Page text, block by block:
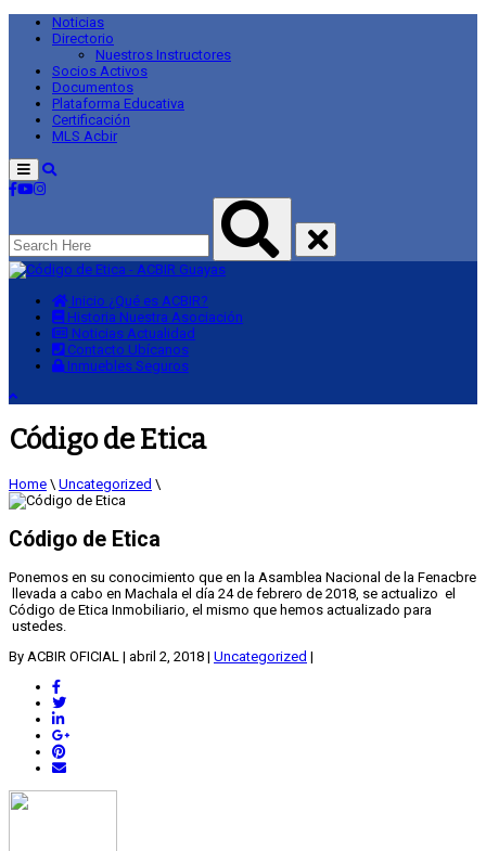
Noticias
Directorio
Nuestros Instructores
Socios Activos
Documentos
Plataforma Educativa
Certificación
MLS Acbir
Menu
Inicio ¿Qué es ACBIR?
Historia Nuestra Asociación
Noticias Actualidad
Contacto Ubícanos
Inmuebles Seguros
Código de Etica
Home \ Uncategorized \
Código de Etica
Ponemos en su conocimiento que en la Asamblea Nacional de la Fenacbre
llevada a cabo en Machala el día 24 de febrero de 2018, se actualizo el
Código de Etica Inmobiliario, el mismo que hemos actualizado para
ustedes.
By ACBIR OFICIAL | abril 2, 2018 | Uncategorized |